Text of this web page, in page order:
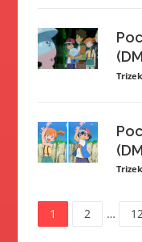
Trizek
Trizek
Page
1 Page
2 … 12